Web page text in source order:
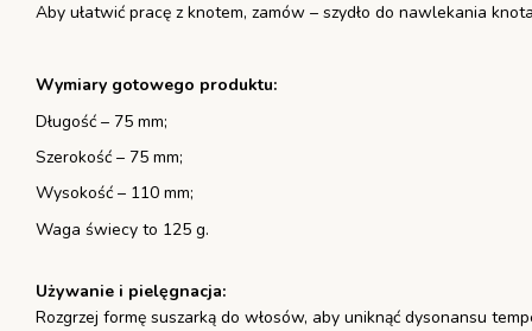
Aby ułatwić pracę z knotem, zamów – szydło do nawlekania
Wymiary gotowego produktu:
Długość – 75 mm;
Szerokość – 75 mm;
Wysokość – 110 mm;
Waga świecy to 125 g.
Używanie i pielęgnacja:
Rozgrzej formę suszarką do włosów, aby uniknąć dysonansu